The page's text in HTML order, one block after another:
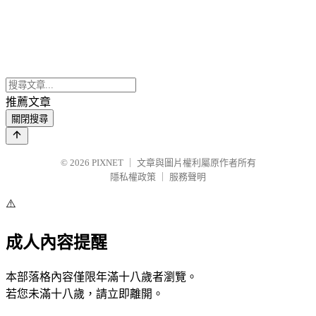
推薦文章
關閉搜尋
© 2026 PIXNET
文章與圖片權利屬原作者所有
隱私權政策
服務聲明
⚠️
成人內容提醒
本部落格內容僅限年滿十八歲者瀏覽。
若您未滿十八歲，請立即離開。